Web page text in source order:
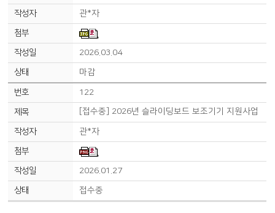
관*자
2026.03.04
마감
122
[접수중] 2026년 슬라이딩보드 보조기기 지원사업
관*자
2026.01.27
접수중